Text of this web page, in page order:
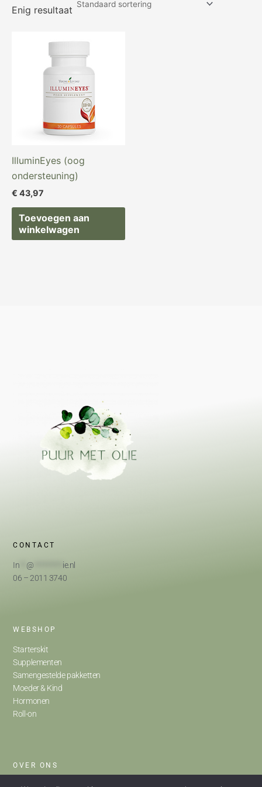
Enig resultaat
IlluminEyes (oog
ondersteuning)
€ 43,97
Toevoegen aan
winkelwagen
CONTACT
In @
ie.nl
06 – 2011 3740
WEBSHOP
Starterskit
Supplementen
Samengestelde pakketten
Moeder & Kind
Hormonen
Roll-on
OVER ONS
Home